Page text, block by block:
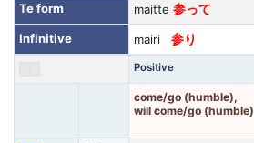
Te form
maitte 参って
Infinitive
mairi 参り
Positive
come/go (humble),
will come/go (humble)